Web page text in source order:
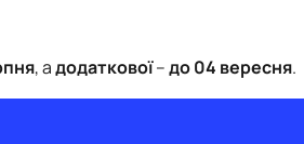
, адодаткової–до 04 вересня.